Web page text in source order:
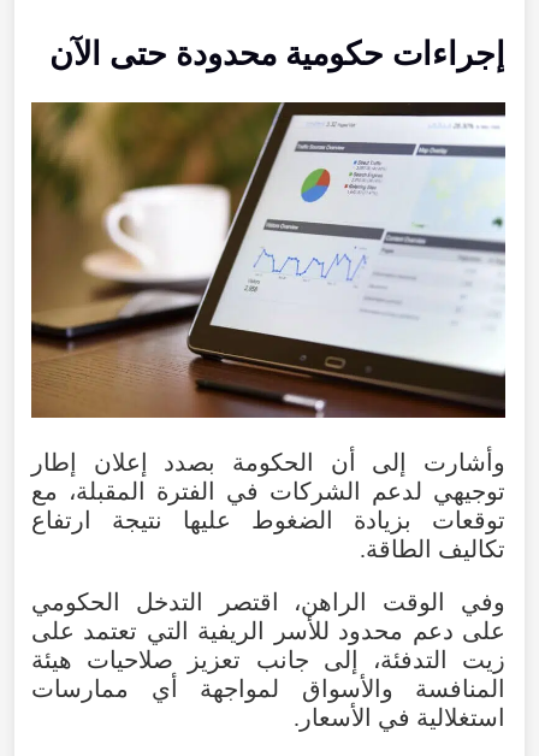
إجراءات حكومية محدودة حتى الآن
وأشارت إلى أن الحكومة بصدد إعلان إطار
توجيهي لدعم الشركات في الفترة المقبلة، مع
توقعات بزيادة الضغوط عليها نتيجة ارتفاع
تكاليف الطاقة.
وفي الوقت الراهن، اقتصر التدخل الحكومي
على دعم محدود للأسر الريفية التي تعتمد على
زيت التدفئة، إلى جانب تعزيز صلاحيات هيئة
المنافسة والأسواق لمواجهة أي ممارسات
استغلالية في الأسعار.